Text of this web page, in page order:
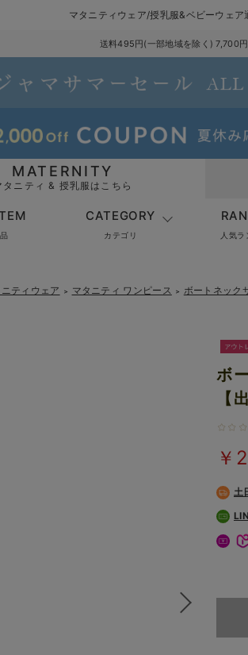
マタニティウェア/授乳服&ベビーウェ
送料495円(一部地域を除く) 7,700
MATERNITY
タニティ & 授乳服はこちら
CATEGORY
カテゴリ 人気
ティウェア ＞ マタニティ ワンピース ＞ ボートネック
ボ
【
￥
土